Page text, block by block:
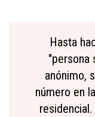
Hasta
"persona
anónimo,
número en